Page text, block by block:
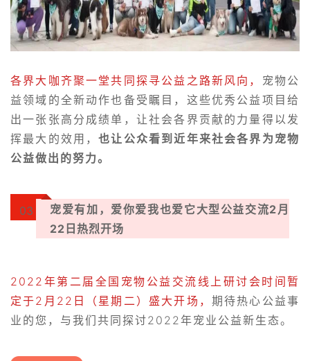
各界大咖齐聚一堂共同探寻公益之路新风向 ， 宠物公
益领域的全新动作也备受瞩目，这些优秀公益项目给
出一张张高分成绩单，让社会各界贡献的力量得以发
挥最大的效用，也让公众看到近年来社会各界为宠物
公益做出的努力。
03 宠爱有加，爱你爱我也爱它大型公益交流2月
22日热烈开场
2022年第二届全国宠物公益交流线上研讨会时间暂
定于2月22日（星期二）盛大开场， 期待热心公益事
业的您，与我们共同探讨2022年宠业公益新生态。